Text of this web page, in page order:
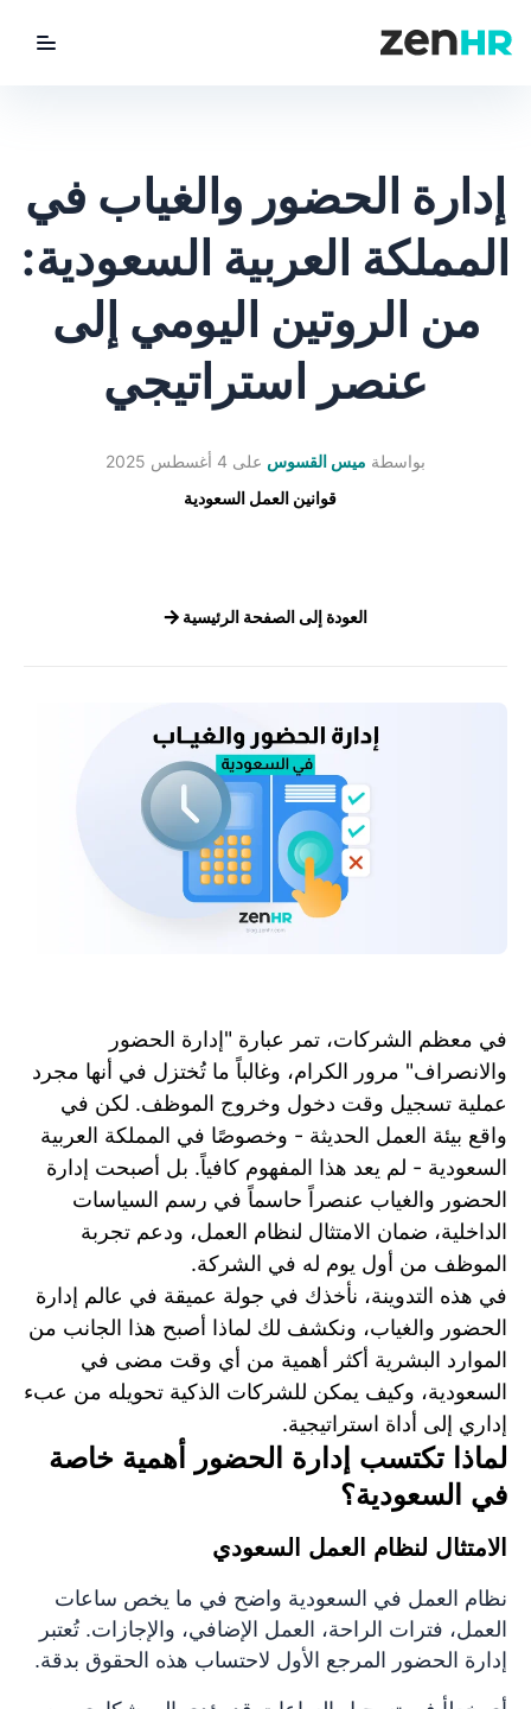
إدارة الحضور والغياب في
المملكة العربية السعودية:
من الروتين اليومي إلى
عنصر استراتيجي
بواسطة ميس القسوس على 4 أغسطس 2025
قوانين العمل السعودية
العودة إلى الصفحة الرئيسية
في معظم الشركات، تمر عبارة "إدارة الحضور
والانصراف" مرور الكرام، وغالباً ما تُختزل في أنها مجرد
عملية تسجيل وقت دخول وخروج الموظف. لكن في
واقع بيئة العمل الحديثة - وخصوصًا في المملكة العربية
السعودية - لم يعد هذا المفهوم كافياً. بل أصبحت إدارة
الحضور والغياب عنصراً حاسماً في رسم السياسات
الداخلية، ضمان الامتثال لنظام العمل، ودعم تجربة
الموظف من أول يوم له في الشركة.
في هذه التدوينة، نأخذك في جولة عميقة في عالم إدارة
الحضور والغياب، ونكشف لك لماذا أصبح هذا الجانب من
الموارد البشرية أكثر أهمية من أي وقت مضى في
السعودية، وكيف يمكن للشركات الذكية تحويله من عبء
إداري إلى أداة استراتيجية.
لماذا تكتسب إدارة الحضور أهمية خاصة
في السعودية؟
الامتثال لنظام العمل السعودي
نظام العمل في السعودية واضح في ما يخص ساعات
العمل، فترات الراحة، العمل الإضافي، والإجازات. تُعتبر
إدارة الحضور المرجع الأول لاحتساب هذه الحقوق بدقة.